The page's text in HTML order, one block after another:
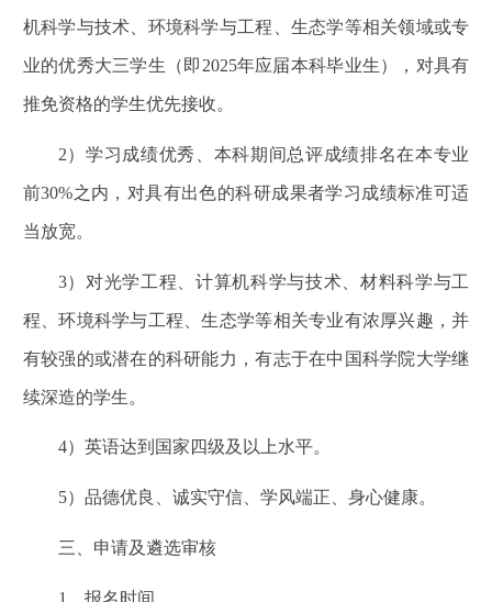
机科学与技术、环境科学与工程、生态学等相关领域或专
业的优秀大三学生（即2025年应届本科毕业生），对具有
推免资格的学生优先接收。
2）学习成绩优秀、本科期间总评成绩排名在本专业
前30%之内，对具有出色的科研成果者学习成绩标准可适
当放宽。
3）对光学工程、计算机科学与技术、材料科学与工
程、环境科学与工程、生态学等相关专业有浓厚兴趣，并
有较强的或潜在的科研能力，有志于在中国科学院大学继
续深造的学生。
4）英语达到国家四级及以上水平。
5）品德优良、诚实守信、学风端正、身心健康。
三、申请及遴选审核
1 、报名时间